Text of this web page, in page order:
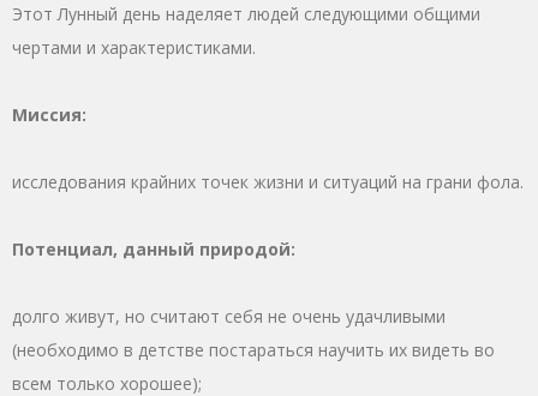
Этот Лунный день наделяет людей следующими общими
чертами и характеристиками.
Миссия:
исследования крайних точек жизни и ситуаций на грани фола.
Потенциал, данный природой:
долго живут, но считают себя не очень удачливыми
(необходимо в детстве постараться научить их видеть во
всем только хорошее);